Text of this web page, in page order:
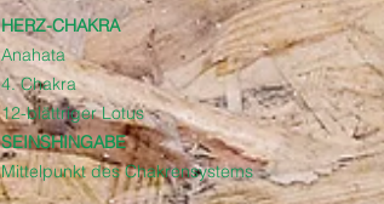
HERZ-CHAKRA
Anahata
4. Chakra
12-blättriger Lotus
SEINSHINGABE
Mittelpunkt des Chakrensystems